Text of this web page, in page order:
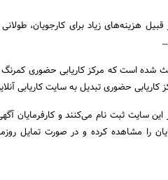
هزینه‌های زیاد برای کارجویان،
شده است که مرکز کاریابی حضوری
کاریابی حضوری تبدیل به سایت کاریابی
سایت ثبت نام می‌کنند و کارفرمایان
را مشاهده کرده و در صورت تمایل